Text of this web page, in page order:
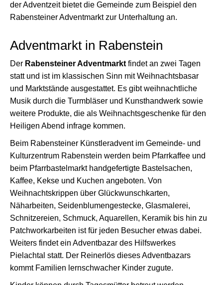
der Adventzeit bietet die Gemeinde zum Beispiel den
Rabensteiner Adventmarkt zur Unterhaltung an.
Adventmarkt in Rabenstein
Der Rabensteiner Adventmarkt findet an zwei Tagen
statt und ist im klassischen Sinn mit Weihnachtsbasar
und Marktstände ausgestattet. Es gibt weihnachtliche
Musik durch die Turmbläser und Kunsthandwerk sowie
weitere Produkte, die als Weihnachtsgeschenke für den
Heiligen Abend infrage kommen.
Beim Rabensteiner Künstleradvent im Gemeinde- und
Kulturzentrum Rabenstein werden beim Pfarrkaffee und
beim Pfarrbastelmarkt handgefertigte Bastelsachen,
Kaffee, Kekse und Kuchen angeboten. Von
Weihnachtskrippen über Glückwunschkarten,
Näharbeiten, Seidenblumengestecke, Glasmalerei,
Schnitzereien, Schmuck, Aquarellen, Keramik bis hin zu
Patchworkarbeiten ist für jeden Besucher etwas dabei.
Weiters findet ein Adventbazar des Hilfswerkes
Pielachtal statt. Der Reinerlös dieses Adventbazars
kommt Familien lernschwacher Kinder zugute.